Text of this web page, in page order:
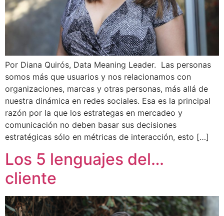
Por Diana Quirós, Data Meaning Leader. Las personas
somos más que usuarios y nos relacionamos con
organizaciones, marcas y otras personas, más allá de
nuestra dinámica en redes sociales. Esa es la principal
razón por la que los estrategas en mercadeo y
comunicación no deben basar sus decisiones
estratégicas sólo en métricas de interacción, esto […]
Los 5 lenguajes del…
cliente